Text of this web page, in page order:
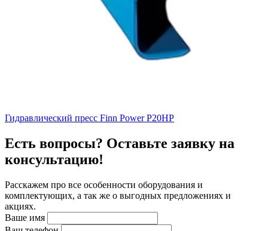
Гидравлический пресс Finn Power P20HP
Есть вопросы? Оставьте заявку на
консультацию!
Расскажем про все особенности оборудования и
комплектующих, а так же о выгодных предложениях и
акциях.
Ваше имя